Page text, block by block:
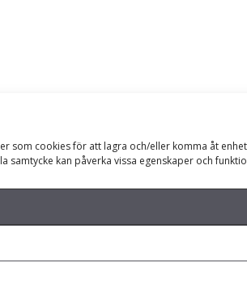
som cookies för att lagra och/eller komma åt
samtycke kan påverka vissa egenskaper och